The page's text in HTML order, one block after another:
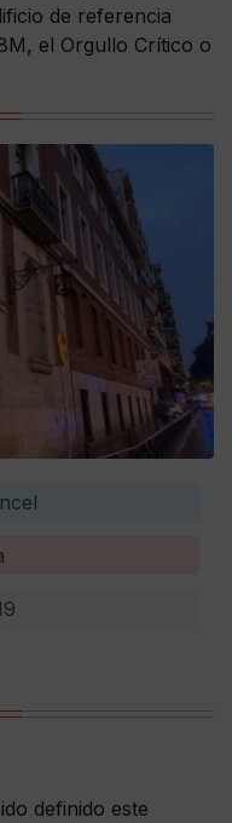
de referencia
el Orgullo Crítico o
definido este